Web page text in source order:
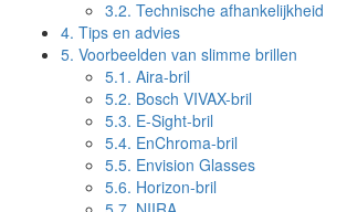
3.2. Technische afhankelijkheid
4. Tips en advies
5. Voorbeelden van slimme brillen
5.1. Aira-bril
5.2. Bosch VIVAX-bril
5.3. E-Sight-bril
5.4. EnChroma-bril
5.5. Envision Glasses
5.6. Horizon-bril